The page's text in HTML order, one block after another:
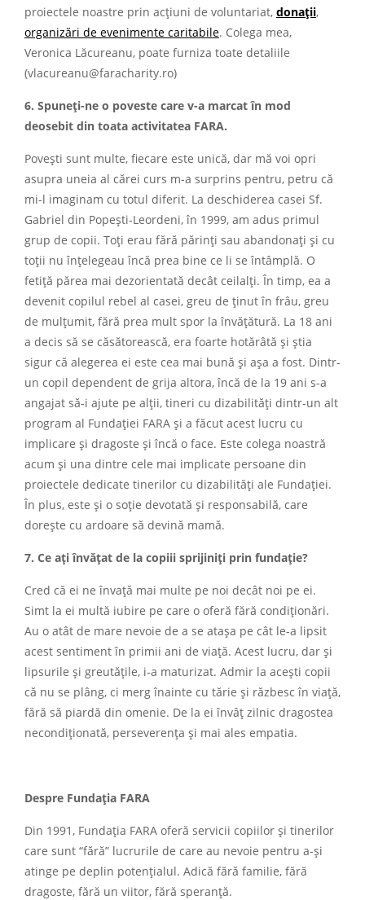
proiectele noastre prin acțiuni de voluntariat, donații,
organizări de evenimente caritabile. Colega mea,
Veronica Lăcureanu, poate furniza toate detaliile
(vlacureanu@faracharity.ro)
6. Spuneți-ne o poveste care v-a marcat în mod
deosebit din toata activitatea FARA.
Povești sunt multe, fiecare este unică, dar mă voi opri
asupra uneia al cărei curs m-a surprins pentru, petru că
mi-l imaginam cu totul diferit. La deschiderea casei Sf.
Gabriel din Popești-Leordeni, în 1999, am adus primul
grup de copii. Toți erau fără părinți sau abandonați și cu
toții nu înțelegeau încă prea bine ce li se întâmplă. O
fetiță părea mai dezorientată decât ceilalți. În timp, ea a
devenit copilul rebel al casei, greu de ținut în frâu, greu
de mulțumit, fără prea mult spor la învățătură. La 18 ani
a decis să se căsătorească, era foarte hotărâtă și știa
sigur că alegerea ei este cea mai bună și așa a fost. Dintr-
un copil dependent de grija altora, încă de la 19 ani s-a
angajat să-i ajute pe alții, tineri cu dizabilități dintr-un alt
program al Fundației FARA și a făcut acest lucru cu
implicare și dragoste și încă o face. Este colega noastră
acum și una dintre cele mai implicate persoane din
proiectele dedicate tinerilor cu dizabilități ale Fundației.
În plus, este și o soție devotată și responsabilă, care
dorește cu ardoare să devină mamă.
7. Ce ați învățat de la copiii sprijiniți prin fundație?
Cred că ei ne învață mai multe pe noi decât noi pe ei.
Simt la ei multă iubire pe care o oferă fără condiționări.
Au o atât de mare nevoie de a se atașa pe cât le-a lipsit
acest sentiment în primii ani de viață. Acest lucru, dar și
lipsurile și greutățile, i-a maturizat. Admir la acești copii
că nu se plâng, ci merg înainte cu tărie și răzbesc în viață,
fără să piardă din omenie. De la ei învâț zilnic dragostea
necondiționată, perseverența și mai ales empatia.
Despre Fundația FARA
Din 1991, Fundația FARA oferă servicii copiilor şi tinerilor
care sunt “fără” lucrurile de care au nevoie pentru a-şi
atinge pe deplin potenţialul. Adică fără familie, fără
dragoste, fără un viitor, fără speranţă.